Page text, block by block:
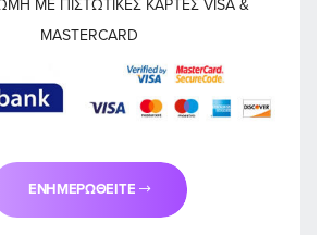
ΜΕ ΠΙΣΤΩΤΙΚΈΣ ΚΆΡΤΕΣ VISA &
MASTERCARD
ΕΝΗΜΕΡΩΘΕΊΤΕ